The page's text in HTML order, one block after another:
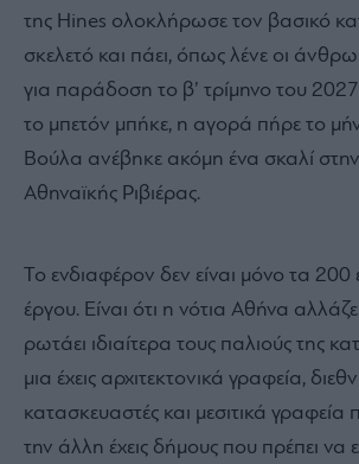
της Hines ολοκλήρωσε τον βασικό
σκελετό και πάει, όπως λένε οι
για παράδοση το β’ τρίμηνο του
το μπετόν μπήκε, η αγορά πήρε το
Βούλα ανέβηκε ακόμη ένα σκαλί
Αθηναϊκής Ριβιέρας.
Το ενδιαφέρον δεν είναι μόνο τα 200
έργου. Είναι ότι η νότια Αθήνα
ρωτάει ιδιαίτερα τους παλιούς της
μια έχεις αρχιτεκτονικά γραφεία,
κατασκευαστές και μεσιτικά γραφεία
την άλλη έχεις δήμους που πρέπει